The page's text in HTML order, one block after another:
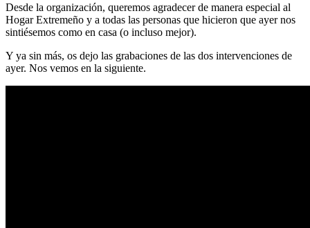
Desde la organización, queremos agradecer de manera especial al
Hogar Extremeño y a todas las personas que hicieron que ayer nos
sintiésemos como en casa (o incluso mejor).
Y ya sin más, os dejo las grabaciones de las dos intervenciones de
ayer. Nos vemos en la siguiente.